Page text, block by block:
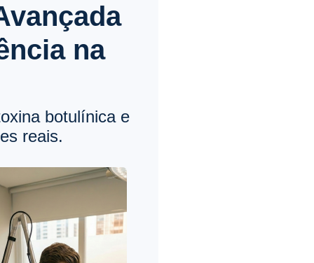
na
botulínica e
reais.